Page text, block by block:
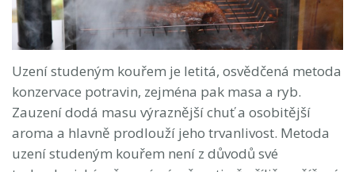
Uzení studeným kouřem je letitá, osvědčená metoda
konzervace potravin, zejména pak masa a ryb.
Zauzení dodá masu výraznější chuť a osobitější
aroma a hlavně prodlouží jeho trvanlivost. Metoda
uzení studeným kouřem není z důvodů své